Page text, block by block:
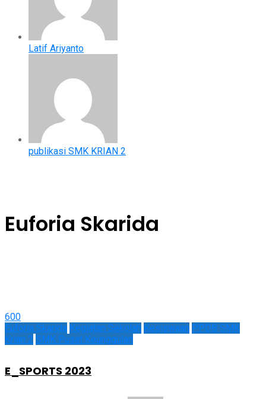
Latif Ariyanto
publikasi SMK KRIAN 2
Euforia Skarida
600
Euforia Skarida Kegiatan Sekolah Kesiswaan PPDB SMK
Krian 2 SMK Pusat Keunggulan
E_SPORTS 2023